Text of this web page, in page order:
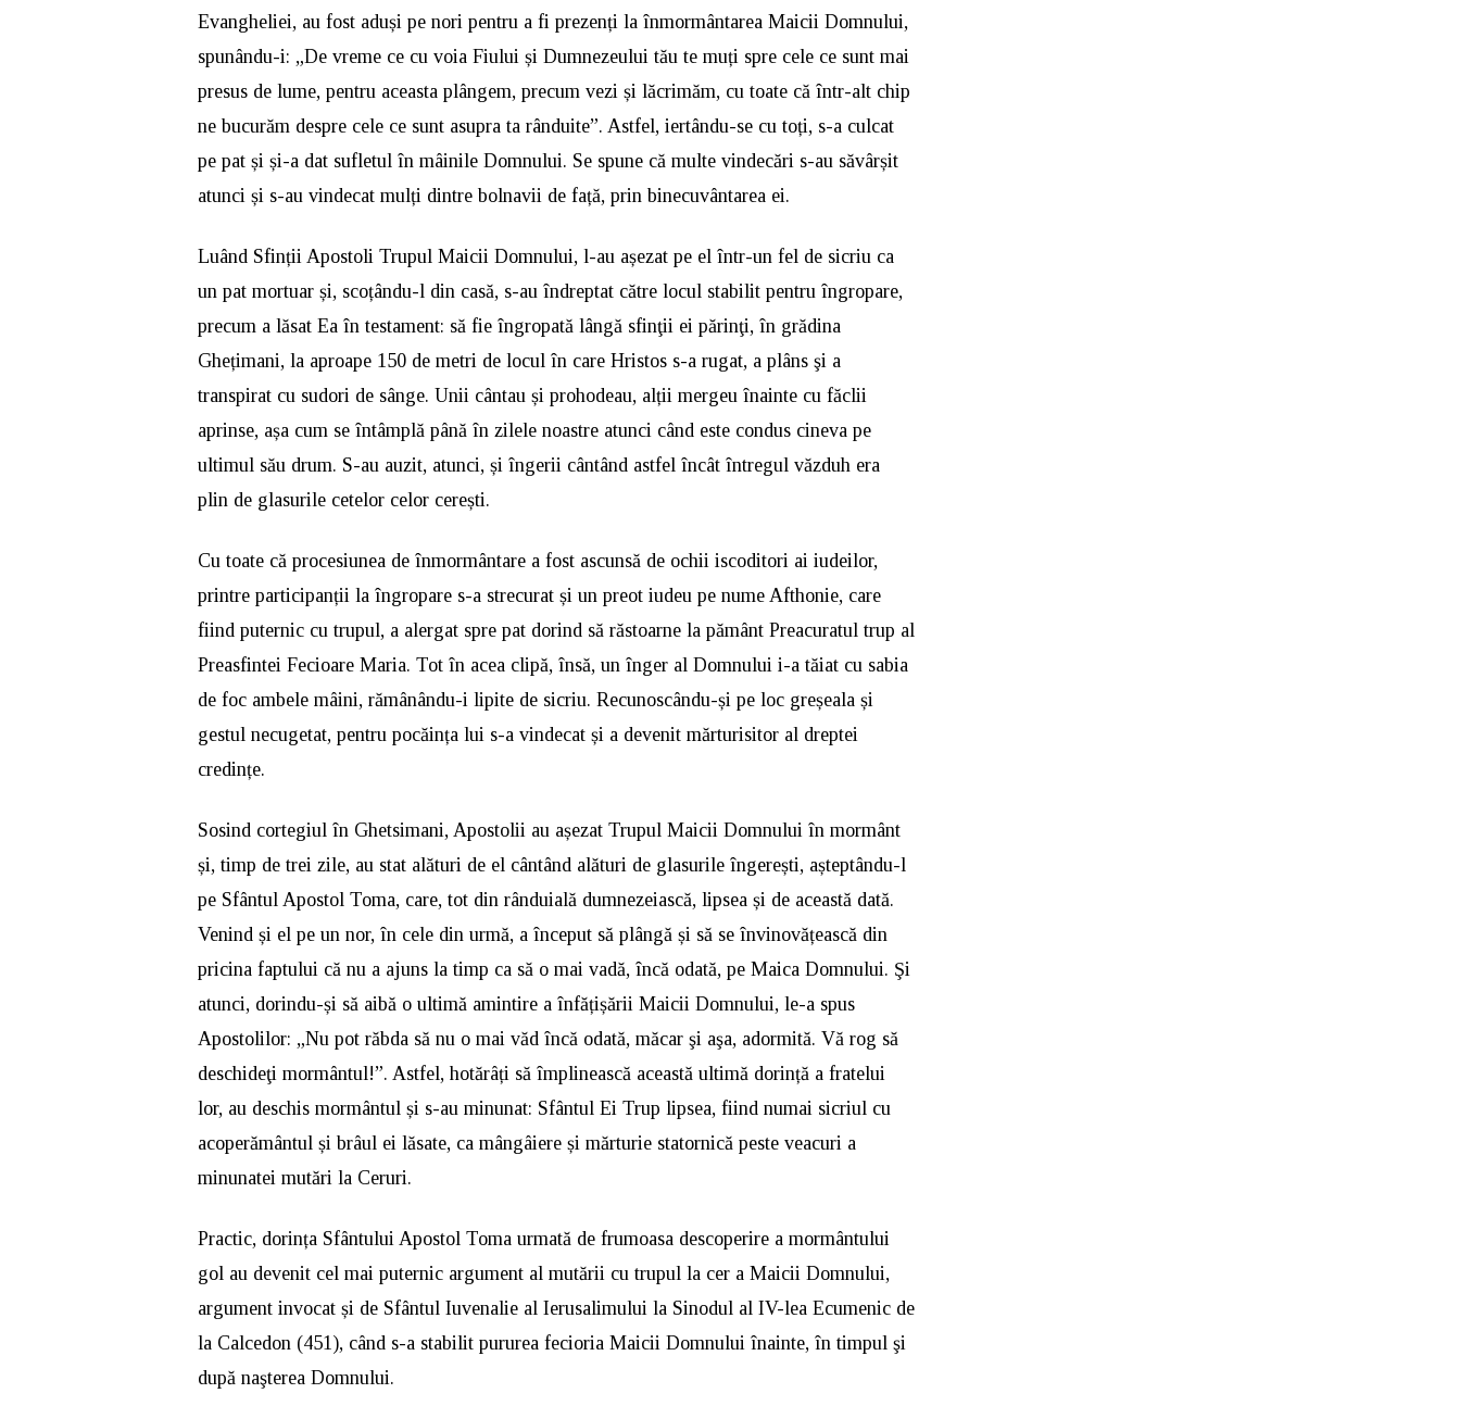
Evangheliei, au fost aduși pe nori pentru a fi prezenți la înmormântarea Maicii Domnului,
spunându-i: „De vreme ce cu voia Fiului și Dumnezeului tău te muți spre cele ce sunt mai
presus de lume, pentru aceasta plângem, precum vezi și lăcrimăm, cu toate că într-alt chip
ne bucurăm despre cele ce sunt asupra ta rânduite”. Astfel, iertându-se cu toți, s-a culcat
pe pat și și-a dat sufletul în mâinile Domnului. Se spune că multe vindecări s-au săvârșit
atunci și s-au vindecat mulți dintre bolnavii de față, prin binecuvântarea ei.
Luând Sfinții Apostoli Trupul Maicii Domnului, l-au așezat pe el într-un fel de sicriu ca
un pat mortuar și, scoțându-l din casă, s-au îndreptat către locul stabilit pentru îngropare,
precum a lăsat Ea în testament: să fie îngropată lângă sfinţii ei părinţi, în grădina
Ghețimani, la aproape 150 de metri de locul în care Hristos s-a rugat, a plâns şi a
transpirat cu sudori de sânge. Unii cântau și prohodeau, alții mergeu înainte cu făclii
aprinse, așa cum se întâmplă până în zilele noastre atunci când este condus cineva pe
ultimul său drum. S-au auzit, atunci, și îngerii cântând astfel încât întregul văzduh era
plin de glasurile cetelor celor cerești.
Cu toate că procesiunea de înmormântare a fost ascunsă de ochii iscoditori ai iudeilor,
printre participanții la îngropare s-a strecurat și un preot iudeu pe nume Afthonie, care
fiind puternic cu trupul, a alergat spre pat dorind să răstoarne la pământ Preacuratul trup al
Preasfintei Fecioare Maria. Tot în acea clipă, însă, un înger al Domnului i-a tăiat cu sabia
de foc ambele mâini, rămânându-i lipite de sicriu. Recunoscându-și pe loc greșeala și
gestul necugetat, pentru pocăința lui s-a vindecat și a devenit mărturisitor al dreptei
credințe.
Sosind cortegiul în Ghetsimani, Apostolii au așezat Trupul Maicii Domnului în mormânt
și, timp de trei zile, au stat alături de el cântând alături de glasurile îngerești, așteptându-l
pe Sfântul Apostol Toma, care, tot din rânduială dumnezeiască, lipsea și de această dată.
Venind și el pe un nor, în cele din urmă, a început să plângă și să se învinovățească din
pricina faptului că nu a ajuns la timp ca să o mai vadă, încă odată, pe Maica Domnului. Şi
atunci, dorindu-și să aibă o ultimă amintire a înfățișării Maicii Domnului, le-a spus
Apostolilor: „Nu pot răbda să nu o mai văd încă odată, măcar şi aşa, adormită. Vă rog să
deschideţi mormântul!”. Astfel, hotărâți să împlinească această ultimă dorință a fratelui
lor, au deschis mormântul și s-au minunat: Sfântul Ei Trup lipsea, fiind numai sicriul cu
acoperământul și brâul ei lăsate, ca mângâiere și mărturie statornică peste veacuri a
minunatei mutări la Ceruri.
Practic, dorința Sfântului Apostol Toma urmată de frumoasa descoperire a mormântului
gol au devenit cel mai puternic argument al mutării cu trupul la cer a Maicii Domnului,
argument invocat și de Sfântul Iuvenalie al Ierusalimului la Sinodul al IV-lea Ecumenic de
la Calcedon (451), când s-a stabilit pururea fecioria Maicii Domnului înainte, în timpul şi
după naşterea Domnului.